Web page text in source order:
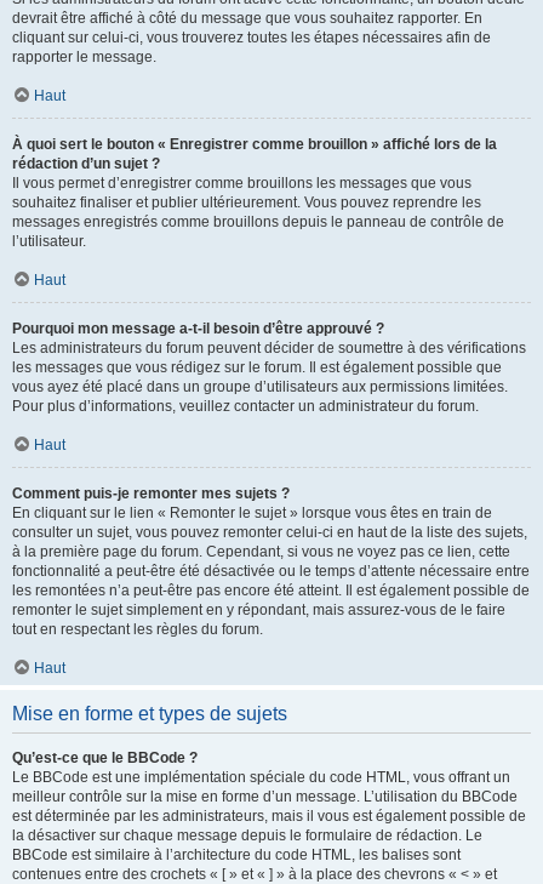
devrait être affiché à côté du message que vous souhaitez rapporter. En
cliquant sur celui-ci, vous trouverez toutes les étapes nécessaires afin de
rapporter le message.
Haut
À quoi sert le bouton « Enregistrer comme brouillon » affiché lors de la
rédaction d’un sujet ?
Il vous permet d’enregistrer comme brouillons les messages que vous
souhaitez finaliser et publier ultérieurement. Vous pouvez reprendre les
messages enregistrés comme brouillons depuis le panneau de contrôle de
l’utilisateur.
Haut
Pourquoi mon message a-t-il besoin d’être approuvé ?
Les administrateurs du forum peuvent décider de soumettre à des vérifications
les messages que vous rédigez sur le forum. Il est également possible que
vous ayez été placé dans un groupe d’utilisateurs aux permissions limitées.
Pour plus d’informations, veuillez contacter un administrateur du forum.
Haut
Comment puis-je remonter mes sujets ?
En cliquant sur le lien « Remonter le sujet » lorsque vous êtes en train de
consulter un sujet, vous pouvez remonter celui-ci en haut de la liste des sujets,
à la première page du forum. Cependant, si vous ne voyez pas ce lien, cette
fonctionnalité a peut-être été désactivée ou le temps d’attente nécessaire entre
les remontées n’a peut-être pas encore été atteint. Il est également possible de
remonter le sujet simplement en y répondant, mais assurez-vous de le faire
tout en respectant les règles du forum.
Haut
Mise en forme et types de sujets
Qu’est-ce que le BBCode ?
Le BBCode est une implémentation spéciale du code HTML, vous offrant un
meilleur contrôle sur la mise en forme d’un message. L’utilisation du BBCode
est déterminée par les administrateurs, mais il vous est également possible de
la désactiver sur chaque message depuis le formulaire de rédaction. Le
BBCode est similaire à l’architecture du code HTML, les balises sont
contenues entre des crochets « [ » et « ] » à la place des chevrons « < » et